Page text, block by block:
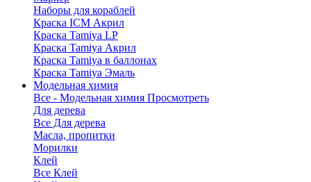
Наборы для кораблей
Краска ICM Акрил
Краска Tamiya LP
Краска Tamiya Акрил
Краска Tamiya в баллонах
Краска Tamiya Эмаль
Модельная химия
Все - Модельная химия Просмотреть
Для дерева
Все Для дерева
Масла, пропитки
Морилки
Клей
Все Клей